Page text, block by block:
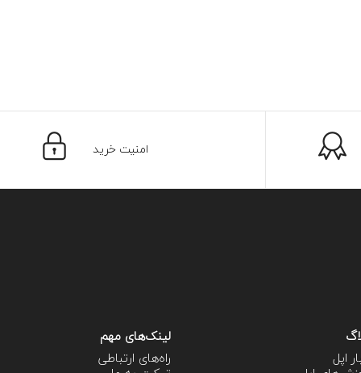
امنیت خرید
اپل
لینک‌های مهم
راه‌های ارتباطی